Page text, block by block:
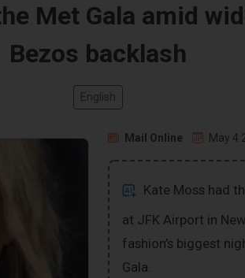
Met Gala amid
Bezos backlash
English
Mail Online May 4
Kate Moss had
at JFK Airport in
fashion’s biggest
Gala.